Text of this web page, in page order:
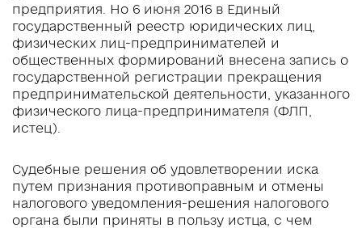
предприятия. Но 6 июня 2016 в Единый
государственный реестр юридических лиц,
физических лиц-предпринимателей и
общественных формирований внесена запись о
государственной регистрации прекращения
предпринимательской деятельности, указанного
физического лица-предпринимателя (ФЛП,
истец).
Судебные решения об удовлетворении иска
путем признания противоправным и отмены
налогового уведомления-решения налогового
органа были приняты в пользу истца, с чем